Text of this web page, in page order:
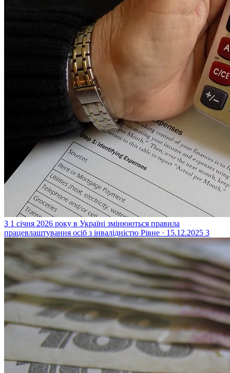
З 1 січня 2026 року в Україні змінюються правила
працевлаштування осіб з інвалідністю Рівне · 15.12.2025 3